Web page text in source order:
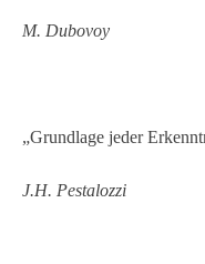
M. Dubovoy
„Grundlage jeder
J.H. Pestalozzi